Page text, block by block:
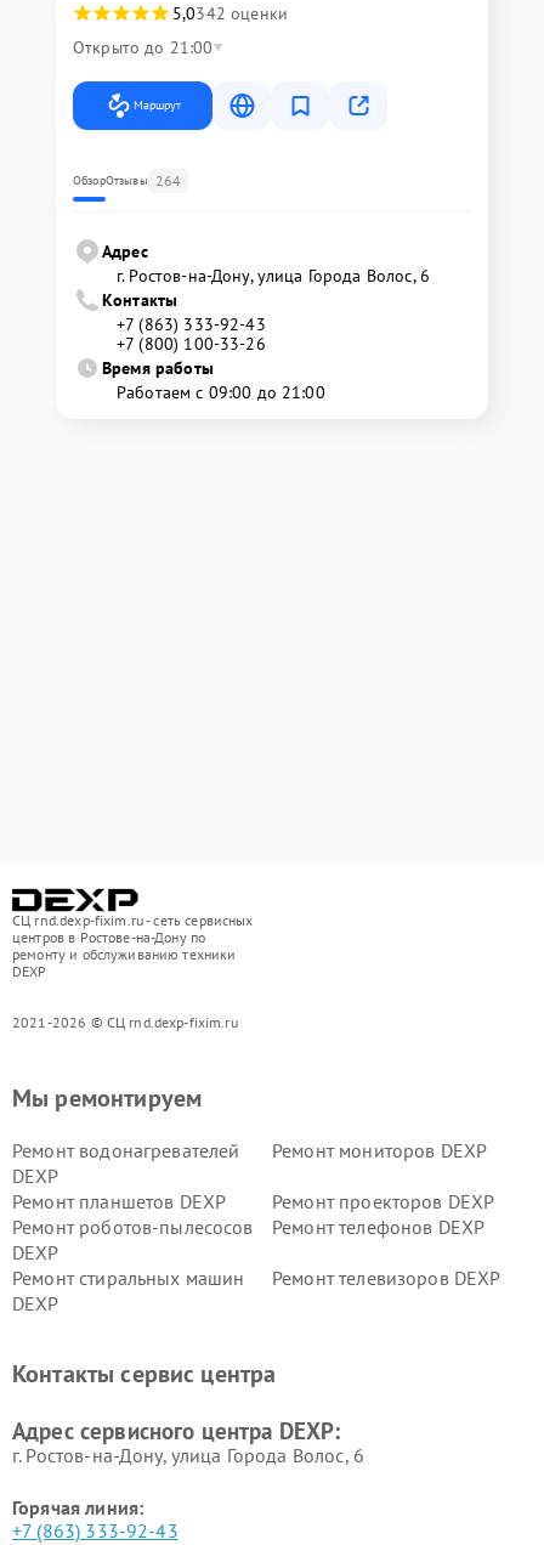
5,0342 оценки
Открыто до 21:00
Маршрут
ОбзорОтзывы 264
Адрес
г. Ростов-на-Дону, улица Города Волос, 6
Контакты
+7 (863) 333-92-43
+7 (800) 100-33-26
Время работы
Работаем с 09:00 до 21:00
СЦ rnd.dexp-fixim.ru - сеть сервисных
центров в Ростове-на-Дону по
ремонту и обслуживанию техники
DEXP
2021-2026 © СЦ rnd.dexp-fixim.ru
Мы ремонтируем
Ремонт водонагревателей
DEXP
Ремонт мониторов DEXP
Ремонт планшетов DEXP
Ремонт проекторов DEXP
Ремонт роботов-пылесосов
DEXP
Ремонт телефонов DEXP
Ремонт стиральных машин
DEXP
Ремонт телевизоров DEXP
Ремонт серверов DEXP
Ремонт мини пк DEXP
Контакты сервис центра
Адрес сервисного центра DEXP:
г. Ростов-на-Дону, улица Города Волос, 6
Горячая линия:
+7 (863) 333-92-43